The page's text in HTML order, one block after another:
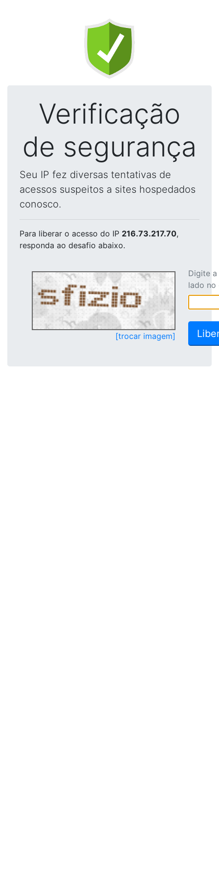
Verificação
de segurança
Seu IP fez diversas tentativas de
acessos suspeitos a sites hospedados
conosco.
Para liberar o acesso do IP 216.73.217.70,
responda ao desafio abaixo.
[trocar imagem]
Digite
lado no